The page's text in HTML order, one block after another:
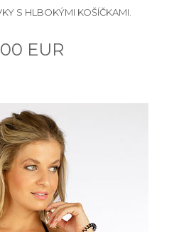
S HLBOKÝMI KOŠÍČKAMI.
EUR